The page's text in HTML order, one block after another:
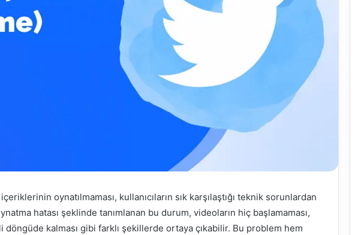
oynatılmaması, kullanıcıların sık karşılaştığı teknik sorunlardan
hatası şeklinde tanımlanan bu durum, videoların hiç başlamaması,
kalması gibi farklı şekillerde ortaya çıkabilir. Bu problem hem